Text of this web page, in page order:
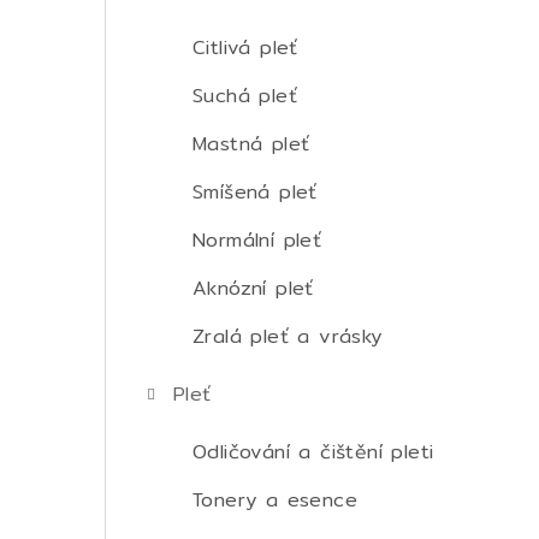
Citlivá pleť
Suchá pleť
Mastná pleť
Smíšená pleť
Normální pleť
Aknózní pleť
Zralá pleť a vrásky
Pleť
Odličování a čištění pleti
Tonery a esence